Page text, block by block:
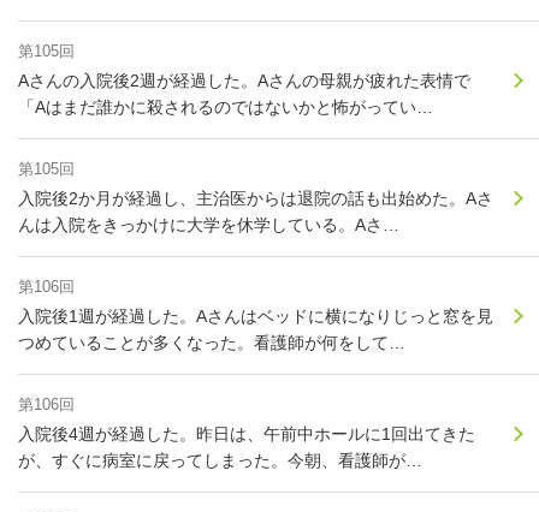
第105回
Aさんの入院後2週が経過した。Aさんの母親が疲れた表情で
「Aはまだ誰かに殺されるのではないかと怖がってい…
第105回
入院後2か月が経過し、主治医からは退院の話も出始めた。Aさ
んは入院をきっかけに大学を休学している。Aさ…
第106回
入院後1週が経過した。Aさんはベッドに横になりじっと窓を見
つめていることが多くなった。看護師が何をして…
第106回
入院後4週が経過した。昨日は、午前中ホールに1回出てきた
が、すぐに病室に戻ってしまった。今朝、看護師が…